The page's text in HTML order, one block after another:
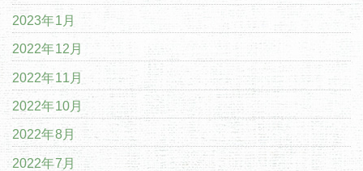
2023年1月
2022年12月
2022年11月
2022年10月
2022年8月
2022年7月